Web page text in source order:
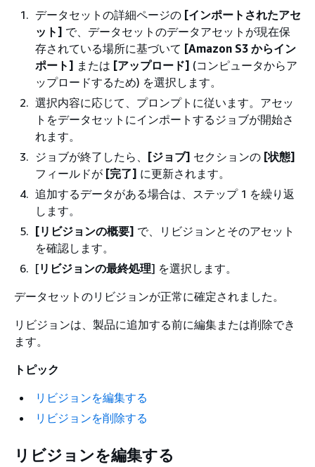
データセットの詳細ページの [インポートされたアセ
ット] で、データセットのデータアセットが現在保
存されている場所に基づいて [Amazon S3 からイン
ポート] または [アップロード] (コンピュータからア
ップロードするため) を選択します。
選択内容に応じて、プロンプトに従います。アセッ
トをデータセットにインポートするジョブが開始さ
れます。
ジョブが終了したら、
[ジョブ] セクションの [状態]
フィールドが [完了] に更新されます。
追加するデータがある場合は、ステップ 1 を繰り返
します。
[リビジョンの概要] で、リビジョンとそのアセット
を確認します。
[リビジョンの最終処理] を選択します。
データセットのリビジョンが正常に確定されました。
リビジョンは、製品に追加する前に編集または削除でき
ます。
トピック
リビジョンを編集する
リビジョンを削除する
リビジョンを編集する